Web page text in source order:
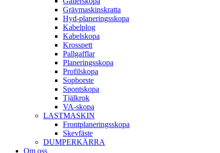
Gräv­maskins­kratta
Hyd­-planerings­skopa
Kabel­plog
Kabel­skopa
Kros­spett
Pallgafflar
Planerings­skopa
Profil­skopa
Sop­borste
Spont­skopa
Tjäl­krok
VA­-skopa
LAST­MASKIN
Front­planerings­skopa
Skev­fäste
DUMPER­KÄRRA
Om oss